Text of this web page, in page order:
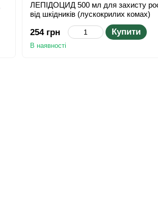
ЛЕПІДОЦИД 500 мл для захисту
від шкідників (лускокрилих комах)
254 грн Купити
В наявності